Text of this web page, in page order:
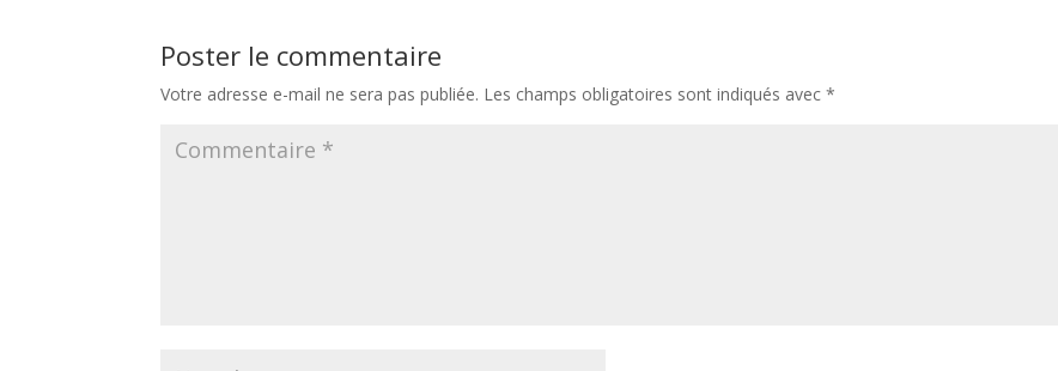
Poster le commentaire
Votre adresse e-mail ne sera pas publiée. Les champs obligatoires sont indiqués avec*